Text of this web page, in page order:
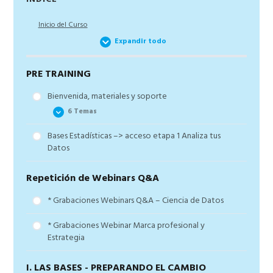
lateral
Inicio del Curso
Expandir todo
PRE TRAINING
Bienvenida, materiales y soporte
6 Temas
Bienvenida y… ¡Gracias!
Los dos aspectos clave de un Científico Libre
Los hitos del programa el Científico Libre
Los materiales disponibles
El soporte
El resumen de la lección
Bases Estadísticas –> acceso etapa 1 Analiza tus
Datos
Repetición de Webinars Q&A
* Grabaciones Webinars Q&A – Ciencia de Datos
* Grabaciones Webinar Marca profesional y
Estrategia
I. LAS BASES - PREPARANDO EL CAMBIO